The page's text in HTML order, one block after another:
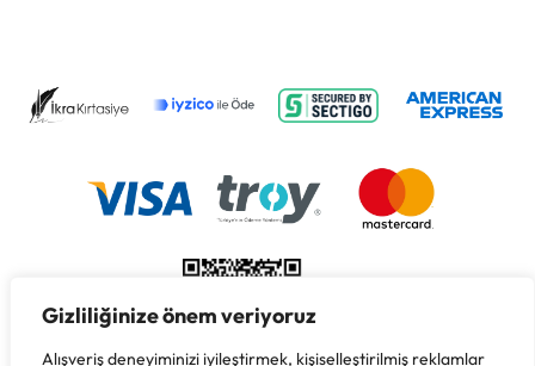
Gizliliğinize önem veriyoruz
Alışveriş deneyiminizi iyileştirmek, kişiselleştirilmiş reklamlar